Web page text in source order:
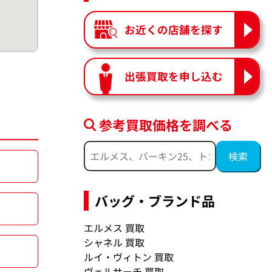
お近くの店舗を探す
出張買取を申し込む
参考買取価格を調べる
バッグ・ブランド品
エルメス 買取
シャネル 買取
ルイ・ヴィトン 買取